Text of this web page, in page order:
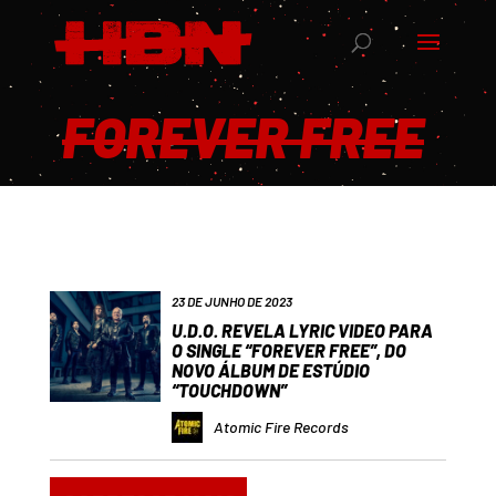
FOREVER FREE
23 DE JUNHO DE 2023
U.D.O. REVELA LYRIC VIDEO PARA
O SINGLE “FOREVER FREE”, DO
NOVO ÁLBUM DE ESTÚDIO
“TOUCHDOWN”
Atomic Fire Records